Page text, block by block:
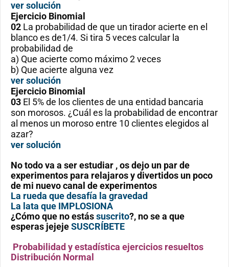
ver solución
Ejercicio Binomial
02 La probabilidad de que un tirador acierte en el
blanco es de1/4. Si tira 5 veces calcular la
probabilidad de
a) Que acierte como máximo 2 veces
b) Que acierte alguna vez
ver solución
Ejercicio Binomial
03 El 5% de los clientes de una entidad bancaria
son morosos. ¿Cuál es la probabilidad de encontrar
al menos un moroso entre 10 clientes elegidos al
azar?
ver solución
No todo va a ser estudiar , os dejo un par de
experimentos para relajaros y divertidos un poco
de mi nuevo canal de experimentos
La rueda que desafía la gravedad
La lata que IMPLOSIONA
¿Cómo que no estássuscrito?, no se a que
esperas jejejeSUSCRÍBETE
Probabilidad y estadística ejercicios resueltos
Distribución Normal